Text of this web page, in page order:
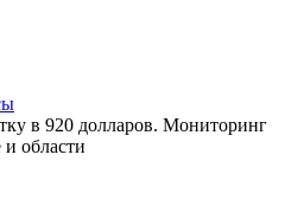
в 920 долларов. Мониторинг
и области